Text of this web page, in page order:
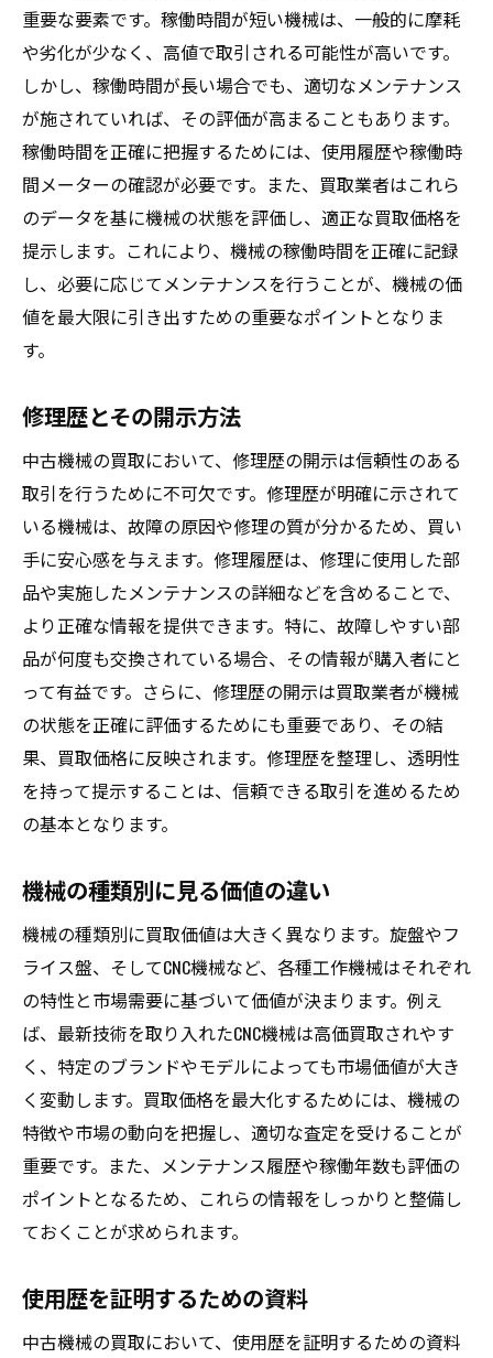
重要な要素です。稼働時間が短い機械は、一般的に摩耗
や劣化が少なく、高値で取引される可能性が高いです。
しかし、稼働時間が長い場合でも、適切なメンテナンス
が施されていれば、その評価が高まることもあります。
稼働時間を正確に把握するためには、使用履歴や稼働時
間メーターの確認が必要です。また、買取業者はこれら
のデータを基に機械の状態を評価し、適正な買取価格を
提示します。これにより、機械の稼働時間を正確に記録
し、必要に応じてメンテナンスを行うことが、機械の価
値を最大限に引き出すための重要なポイントとなりま
す。
修理歴とその開示方法
中古機械の買取において、修理歴の開示は信頼性のある
取引を行うために不可欠です。修理歴が明確に示されて
いる機械は、故障の原因や修理の質が分かるため、買い
手に安心感を与えます。修理履歴は、修理に使用した部
品や実施したメンテナンスの詳細などを含めることで、
より正確な情報を提供できます。特に、故障しやすい部
品が何度も交換されている場合、その情報が購入者にと
って有益です。さらに、修理歴の開示は買取業者が機械
の状態を正確に評価するためにも重要であり、その結
果、買取価格に反映されます。修理歴を整理し、透明性
を持って提示することは、信頼できる取引を進めるため
の基本となります。
機械の種類別に見る価値の違い
機械の種類別に買取価値は大きく異なります。旋盤やフ
ライス盤、そしてCNC機械など、各種工作機械はそれぞれ
の特性と市場需要に基づいて価値が決まります。例え
ば、最新技術を取り入れたCNC機械は高価買取されやす
く、特定のブランドやモデルによっても市場価値が大き
く変動します。買取価格を最大化するためには、機械の
特徴や市場の動向を把握し、適切な査定を受けることが
重要です。また、メンテナンス履歴や稼働年数も評価の
ポイントとなるため、これらの情報をしっかりと整備し
ておくことが求められます。
使用歴を証明するための資料
中古機械の買取において、使用歴を証明するための資料